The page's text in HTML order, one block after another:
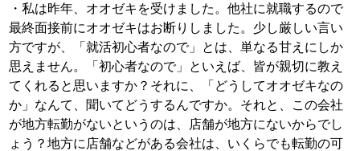
・私は昨年、オオゼキを受けました。他社に就職するので
最終面接前にオオゼキはお断りしました。少し厳しい言い
方ですが、「就活初心者なので」とは、単なる甘えにしか
思えません。「初心者なので」といえば、皆が親切に教え
てくれると思いますか？それに、「どうしてオオゼキなの
か」なんて、聞いてどうするんですか。それと、この会社
が地方転勤がないというのは、店舗が地方にないからでし
ょう？地方に店舗などがある会社は、いくらでも転勤の可